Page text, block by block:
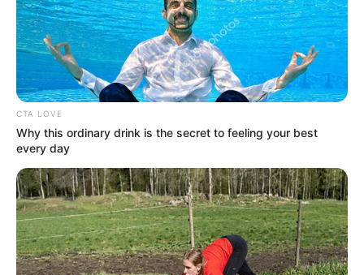
CTA LOVE
Why this ordinary drink is the secret to feeling your best
every day